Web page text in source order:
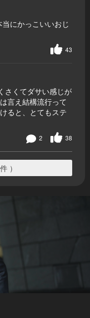
にかっこいいおじ
43
さくてダサい感じが
言え結構流行って
ると、とてもステ
38
2
）